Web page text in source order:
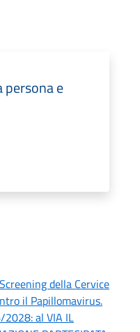
persona e
della Cervice
il Papillomavirus.
2028: al VIA IL